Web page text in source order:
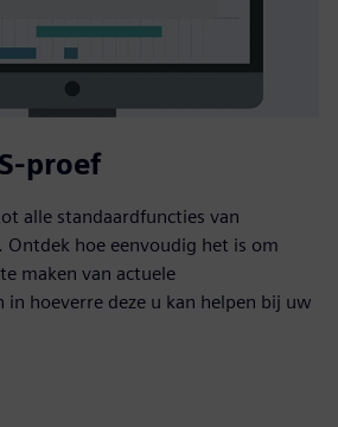
proef
alle standaardfuncties van
Ontdek hoe eenvoudig het is om
maken van actuele
hoeverre deze u kan helpen bij uw